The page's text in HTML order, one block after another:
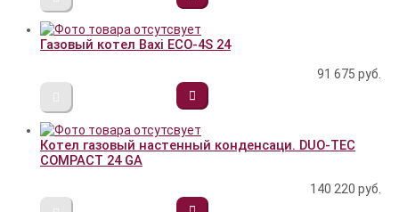
Газовый котел Baxi ECO-4S 24
91 675 руб.
Котел газовый настенный конденсаци. DUO-TEC
COMPACT 24 GA
140 220 руб.